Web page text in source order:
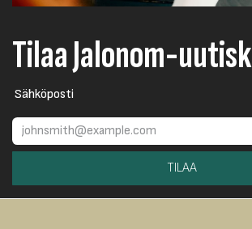
Tilaa Jalonom-
Sähköposti
TILAA